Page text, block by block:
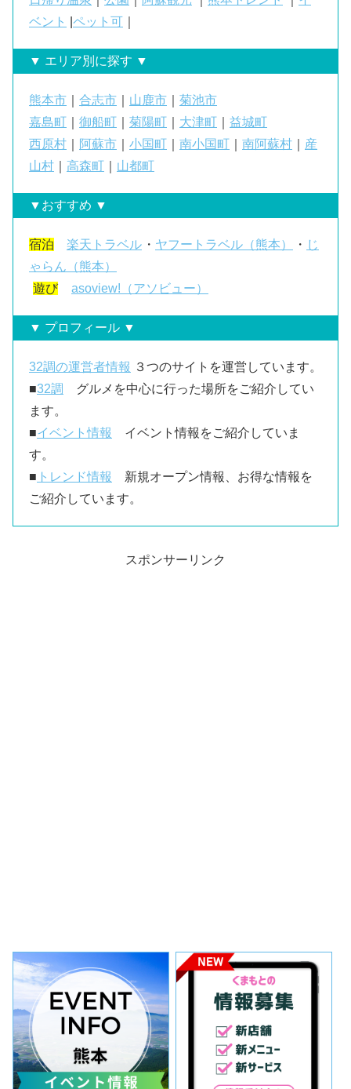
ベント
ペット可
▼ エリア別に探す ▼
熊本市 合志市 山鹿市
菊池市
嘉島町
御船町 菊陽町 大津町
益城町
西原村
阿蘇市 小国町 南小国町 南阿蘇村
産
山村
高森町 山都町
▼おすすめ ▼
宿泊 楽天トラベル ・ ヤフートラベル（熊本） ・ じ
ゃらん（熊本）
遊び
asoview!（アソビュー）
▼ プロフィール ▼
32調の運営者情報 ３つのサイトを運営しています。
■32調
グルメを中心に行った場所をご紹介してい
ます。
■イベント情報
イベント情報をご紹介していま
す。
■ トレンド情報
新規オープン情報、お得な情報を
ご紹介しています。
スポンサーリンク